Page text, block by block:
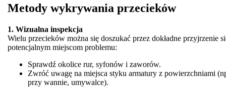
Metody wykrywania przecieków
1. Wizualna inspekcja
Wielu przecieków można się doszukać przez dokładne przyjrzenie
potencjalnym miejscom problemu:
Sprawdź okolice rur, syfonów i zaworów.
Zwróć uwagę na miejsca styku armatury z powierzchniami
przy wannie, umywalce).